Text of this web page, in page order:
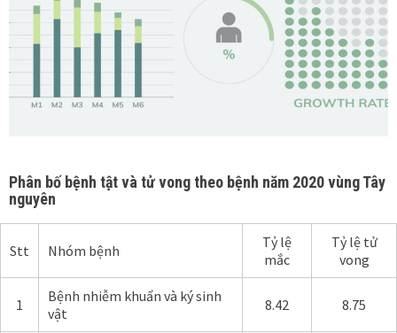
Phân bố bệnh tật và tử vong theo bệnh năm 2020 vùng Tây
nguyên
Stt Nhóm bệnh
Tỷ lệ
mắc
Tỷ lệ tử
vong
1
Bệnh nhiễm khuẩn và ký sinh
vật
8.42 8.75